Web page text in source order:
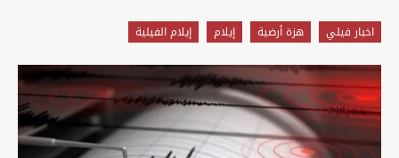
اخبار فيلي هزة أرضية إيلام إيلام الفيلية